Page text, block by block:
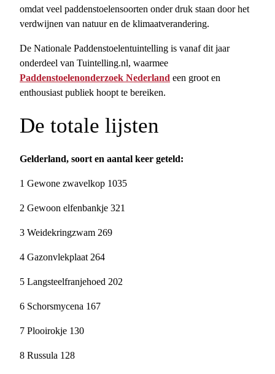
omdat veel paddenstoelensoorten onder druk staan door het
verdwijnen van natuur en de klimaatverandering.
De Nationale Paddenstoelentuintelling is vanaf dit jaar
onderdeel van Tuintelling.nl, waarmee
Paddenstoelenonderzoek Nederland een groot en
enthousiast publiek hoopt te bereiken.
De totale lijsten
Gelderland, soort en aantal keer geteld:
1 Gewone zwavelkop 1035
2 Gewoon elfenbankje 321
3 Weidekringzwam 269
4 Gazonvlekplaat 264
5 Langsteelfranjehoed 202
6 Schorsmycena 167
7 Plooirokje 130
8 Russula 128